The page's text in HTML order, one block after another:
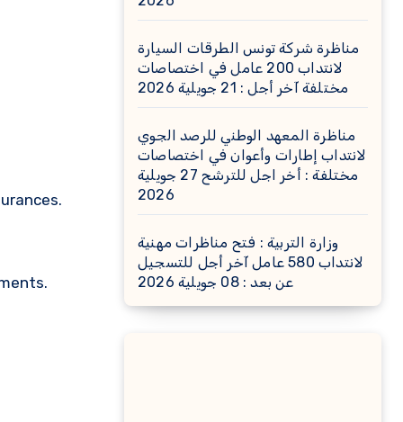
مناظرة شركة تونس الطرقات السيارة
لانتداب 200 عامل في اختصاصات
مختلفة آخر أجل : 21 جويلية 2026
مناظرة المعهد الوطني للرصد الجوي
لانتداب إطارات وأعوان في اختصاصات
مختلفة : أخر اجل للترشح 27 جويلية
2026
وزارة التربية : فتح مناظرات مهنية
لانتداب 580 عامل آخر أجل للتسجيل
عن بعد : 08 جويلية 2026